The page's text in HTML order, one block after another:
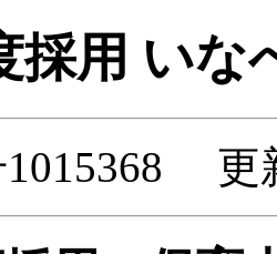
採用 いな
更